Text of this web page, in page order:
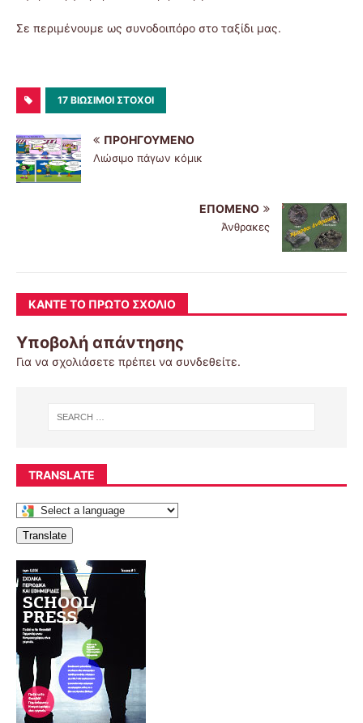
Σε περιμένουμε ως συνοδοιπόρο στο ταξίδι μας.
17 ΒΙΏΣΙΜΟΙ ΣΤΌΧΟΙ
ΠΡΟΗΓΟΎΜΕΝΟ
Λιώσιμο πάγων κόμικ
ΕΠΌΜΕΝΟ
Άνθρακες
ΚΆΝΤΕ ΤΟ ΠΡΏΤΟ ΣΧΌΛΙΟ
Υποβολή απάντησης
Για να σχολιάσετε πρέπει να συνδεθείτε.
TRANSLATE
Translate